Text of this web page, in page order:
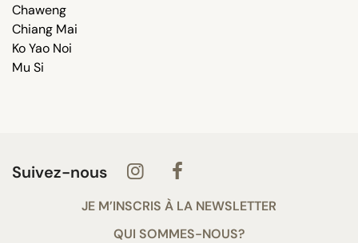
Chaweng
Chiang Mai
Ko Yao Noi
Mu Si
Suivez-nous
JE M’INSCRIS À LA NEWSLETTER
QUI SOMMES-NOUS?